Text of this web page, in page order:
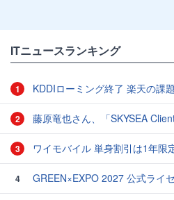
ITニュースランキング
1 KDDIローミング終了 楽天の課題
2 藤原竜也さん、「SKYSEA Client View」新CMで「AI労務改善」をア
3 ワイモバイル 単身割引は1年限
4 GREEN×EXPO 2027 公式ライセンス商品！初の「ト